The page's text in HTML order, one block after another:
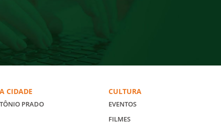
CIDADE
PRADO
CULTURA
EVENTOS
FILMES